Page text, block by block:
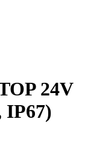
24V